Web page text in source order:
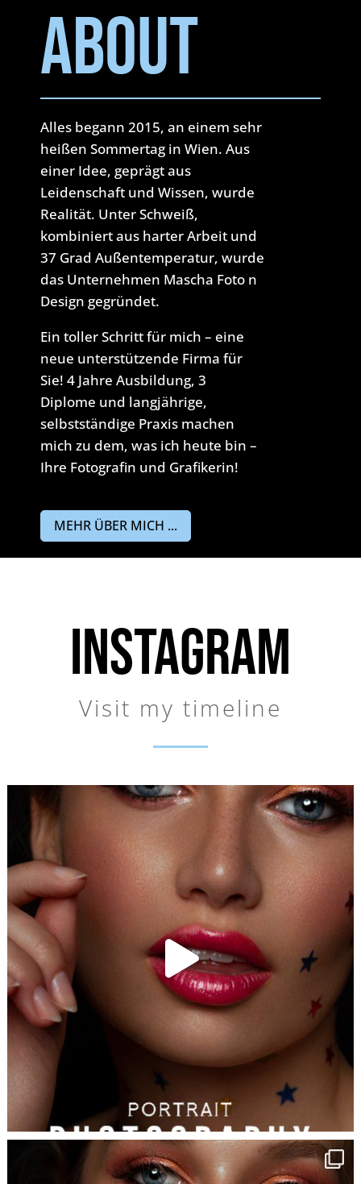
ABOUT
Alles begann 2015, an einem sehr
heißen Sommertag in Wien. Aus
einer Idee, geprägt aus
Leidenschaft und Wissen, wurde
Realität. Unter Schweiß,
kombiniert aus harter Arbeit und
37 Grad Außentemperatur, wurde
das Unternehmen Mascha Foto n
Design gegründet.
Ein toller Schritt für mich – eine
neue unterstützende Firma für
Sie! 4 Jahre Ausbildung, 3
Diplome und langjährige,
selbstständige Praxis machen
mich zu dem, was ich heute bin –
Ihre Fotografin und Grafikerin!
MEHR ÜBER MICH ...
INSTAGRAM
Visit my timeline